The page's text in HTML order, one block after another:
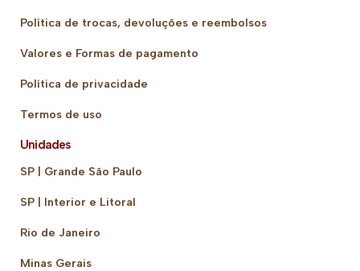
Política de trocas, devoluções e reembolsos
Valores e Formas de pagamento
Política de privacidade
Termos de uso
Unidades
SP | Grande São Paulo
SP | Interior e Litoral
Rio de Janeiro
Minas Gerais